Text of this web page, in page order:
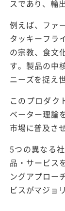
スであり、輸
例えば、ファ
タッキーフラ
の宗教、食文
す。製品の中
ニーズを捉え
このプロダク
ベーター理論
市場に普及さ
5つの異なる
品・サービス
ングアプロー
ビスがマジョ